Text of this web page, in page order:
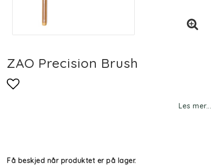
ZAO Precision Brush
Les mer...
Få beskjed når produktet er på lager.